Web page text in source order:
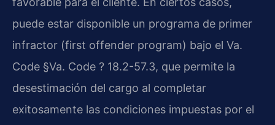
puede estar disponible un programa de primer
infractor (first offender program) bajo el Va.
Code §Va. Code ? 18.2-57.3, que permite la
desestimación del cargo al completar
exitosamente las condiciones impuestas por el